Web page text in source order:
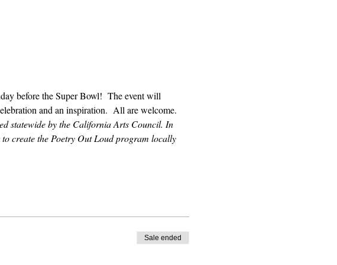
before the Super Bowl!  The event will
and an inspiration.  All are welcome.
statewide by the California Arts Council. In
create the Poetry Out Loud program locally
Sale ended